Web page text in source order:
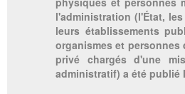
l'administration (l'État,
leurs établissements
organismes et
privé chargés d'une
administratif) a été publié